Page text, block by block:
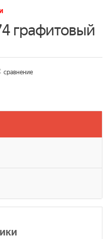
графитовый
сравнение